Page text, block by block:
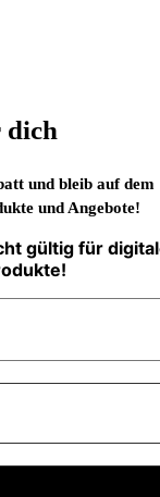
dich
und bleib auf dem
und Angebote!
gültig für